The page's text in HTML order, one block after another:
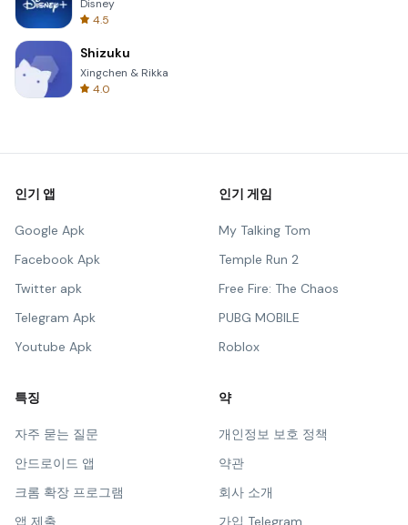
Disney
4.5
Shizuku
Xingchen & Rikka
4.0
인기 앱
Google Apk
Facebook Apk
Twitter apk
Telegram Apk
Youtube Apk
인기 게임
My Talking Tom
Temple Run 2
Free Fire: The Chaos
PUBG MOBILE
Roblox
특징
자주 묻는 질문
안드로이드 앱
크롬 확장 프로그램
앱 제출
약
개인정보 보호 정책
약관
회사 소개
가입 Telegram